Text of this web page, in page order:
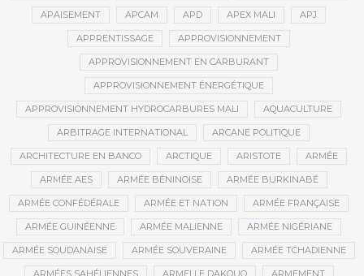
APAISEMENT APCAM APD APEX MALI APJ
APPRENTISSAGE APPROVISIONNEMENT
APPROVISIONNEMENT EN CARBURANT
APPROVISIONNEMENT ÉNERGÉTIQUE
APPROVISIONNEMENT HYDROCARBURES MALI AQUACULTURE
ARBITRAGE INTERNATIONAL ARCANE POLITIQUE
ARCHITECTURE EN BANCO ARCTIQUE ARISTOTE ARMÉE
ARMÉE AES ARMÉE BÉNINOISE ARMÉE BURKINABÉ
ARMÉE CONFÉDÉRALE ARMÉE ET NATION ARMÉE FRANÇAISE
ARMÉE GUINÉENNE ARMÉE MALIENNE ARMÉE NIGÉRIANE
ARMÉE SOUDANAISE ARMÉE SOUVERAINE ARMÉE TCHADIENNE
ARMÉES SAHÉLIENNES ARMELLE DAKOUO ARMEMENT